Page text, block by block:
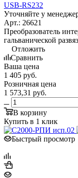
USB-RS232
Уточняйте у
Арт.: 26621
Преобразователь
гальванической
Отложить
Сравнить
Ваша цена
1 405 руб.
Розничная цена
1 573,31 руб.
В корзину
Купить в 1 клик
Быстрый просмотр